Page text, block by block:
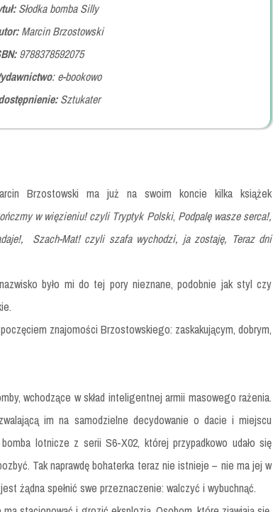
Słodka bomba Silly
Marcin Brzostowski
9788378592075
: e-bookowo
Sztukater
Brzostowski ma już na swoim koncie kilka książek
w więzieniu! czyli Tryptyk Polski, Podpalę wasze serca!,
Szach-Mat! czyli szafa wychodzi, ja zostaję, Teraz dni
było mi do tej pory nieznane, podobnie jak styl czy
znajomości Brzostowskiego: zaskakującym, dobrym,
wchodzące w skład inteligentnej armii masowego rażenia.
im na samodzielne decydowanie o dacie i miejscu
lotnicze z serii S6-X02, której przypadkowo udało się
Tak naprawdę bohaterka teraz nie istnieje – nie ma jej w
żądna spełnić swe przeznaczenie: walczyć i wybuchnąć.